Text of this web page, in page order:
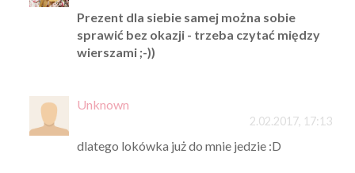
Prezent dla siebie samej można sobie
sprawić bez okazji - trzeba czytać między
wierszami ;-))
Unknown
2.02.2017, 17:13
dlatego lokówka już do mnie jedzie :D